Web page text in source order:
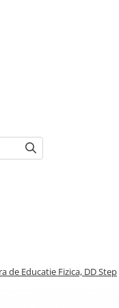
de Educatie Fizica, DD Step